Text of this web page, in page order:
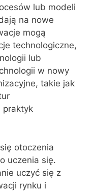
lub modeli
na nowe
mogą
technologiczne,
lub
w nowy
takie jak
praktyk
otoczenia
uczenia się.
uczyć się z
rynku i